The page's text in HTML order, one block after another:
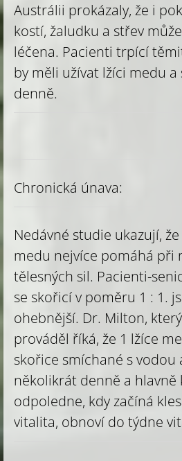
Austrálii prokázaly, že i
kostí, žaludku a střev
léčena. Pacienti trpící
by měli užívat lžíci medu
denně.
Chronická únava:
Nedávné studie ukazují,
medu nejvíce pomáhá při
tělesných sil. Pacienti-
se skořicí v poměru 1 : 1.
ohebnější. Dr. Milton,
prováděl říká, že 1 lžíce
skořice smíchané s vodou
několikrát denně a
odpoledne, kdy začíná
vitalita, obnoví do týdne